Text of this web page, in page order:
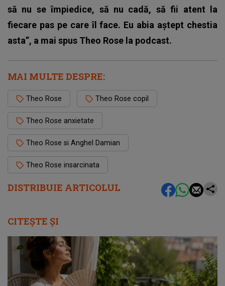
DISTRIBUIE ARTICOLUL
să nu se împiedice, să nu cadă, să fii atent la
fiecare pas pe care îl face. Eu abia aștept chestia
asta”, a mai spus Theo Rose la podcast.
MAI MULTE DESPRE:
Theo Rose Theo Rose copil
Theo Rose anxietate
Theo Rose si Anghel Damian
Theo Rose insarcinata
CITEȘTE ȘI